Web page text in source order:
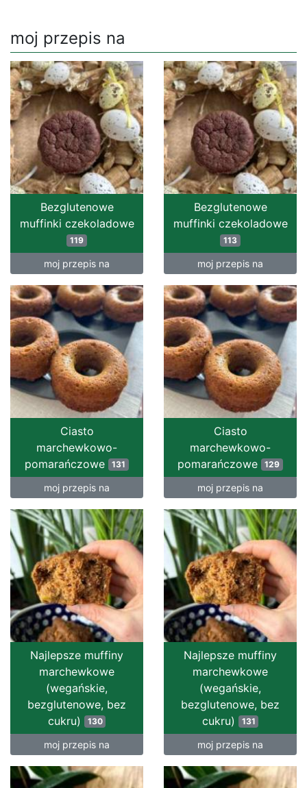
moj przepis na
Bezglutenowe
muffinki czekoladowe
119
moj przepis na
Bezglutenowe
muffinki czekoladowe
113
moj przepis na
Ciasto
marchewkowo-
pomarańczowe 131
moj przepis na
Ciasto
marchewkowo-
pomarańczowe 129
moj przepis na
Najlepsze muffiny
marchewkowe
(wegańskie,
bezglutenowe, bez
cukru)
130
moj przepis na
Najlepsze muffiny
marchewkowe
(wegańskie,
bezglutenowe, bez
cukru)
131
moj przepis na